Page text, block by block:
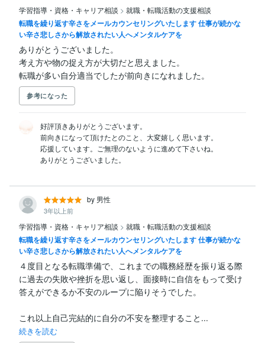
学習指導・資格・キャリア相談 > 就職・転職活動の支援相談
転職を繰り返す辛さをメールカウンセリングいたします 仕事が続かな
い辛さ悲しさから解放されたい人へメンタルケアを
ありがとうございました。
考え方や物の捉え方が大切だと思えました。
転職が多い自分適当でしたが前向きになれました。
参考になった
好評頂きありがとうございます。
前向きになって頂けたとのこと、大変嬉しく思います。
応援しています。ご無理のないように進めて下さいね。
by 男性
3年以上前
学習指導・資格・キャリア相談 > 就職・転職活動の支援相談
転職を繰り返す辛さをメールカウンセリングいたします 仕事が続かな
い辛さ悲しさから解放されたい人へメンタルケアを
４度目となる転職準備で、これまでの職務経歴を振り返る際
に過去の失敗や挫折を思い返し、面接時に自信をもって受け
答えができるか不安のループに陥りそうでした。
これ以上自己完結的に自分の不安を整理すること...
続きを読む